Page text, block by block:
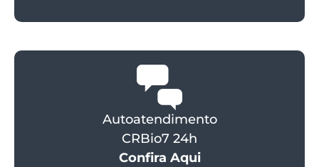
Autoatendimento
CRBio7 24h
Confira Aqui